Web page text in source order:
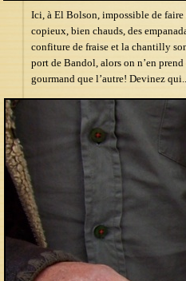
Ici, à El Bolson, impossible de faire
copieux, bien chauds, des
confiture de fraise et la chantilly
port de Bandol, alors on n’en
gourmand que l’autre! Devinez